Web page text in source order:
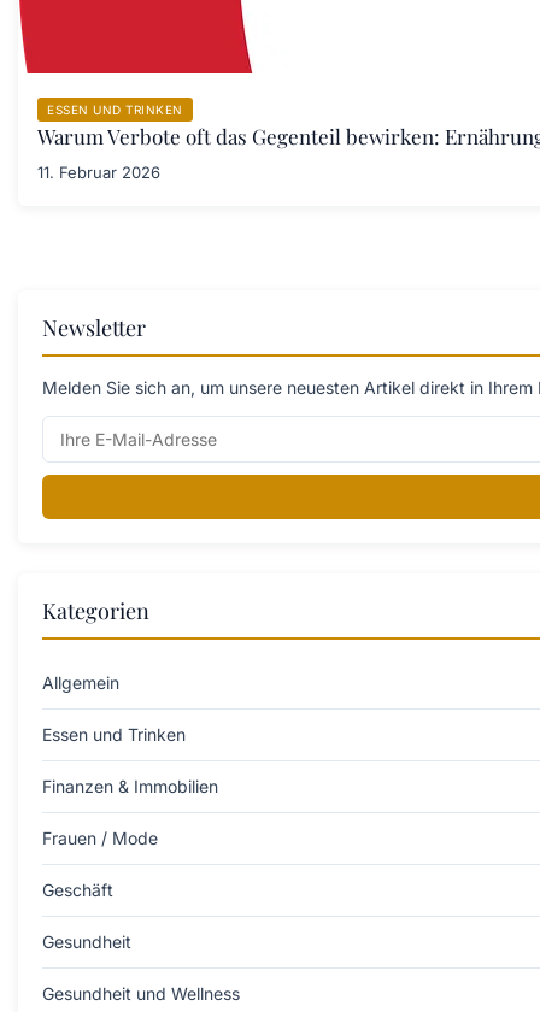
ESSEN UND TRINKEN
Warum Verbote oft das Gegenteil bewirken:
11. Februar 2026
Newsletter
Melden Sie sich an, um unsere neuesten Artikel direkt in
Kategorien
Allgemein
Essen und Trinken
Finanzen & Immobilien
Frauen / Mode
Geschäft
Gesundheit
Gesundheit und Wellness